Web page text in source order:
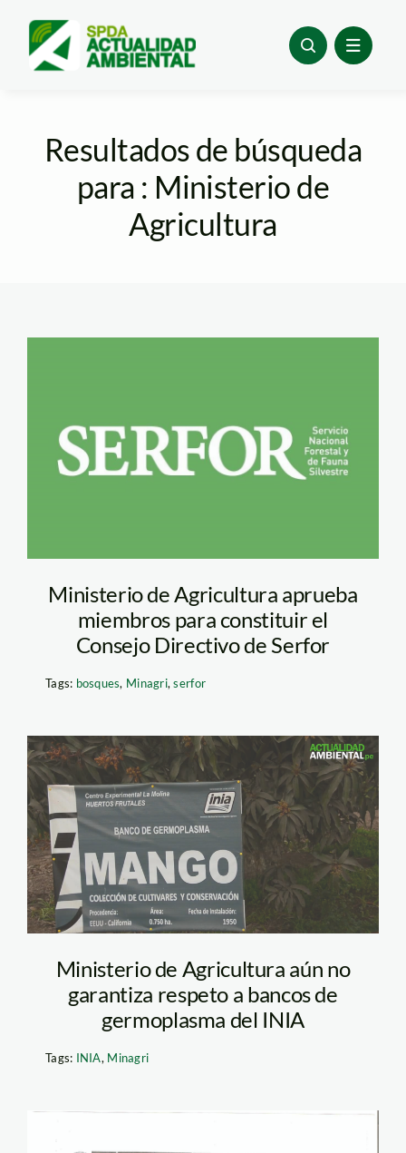
content
Resultados de búsqueda
para : Ministerio de
Agricultura
Ministerio de Agricultura aprueba
miembros para constituir el
Consejo Directivo de Serfor
Tags: bosques, Minagri,serfor
Bancos de
germoplasma INIA
Ministerio de Agricultura aún no
garantiza respeto a bancos de
germoplasma del INIA
Tags: INIA, Minagri